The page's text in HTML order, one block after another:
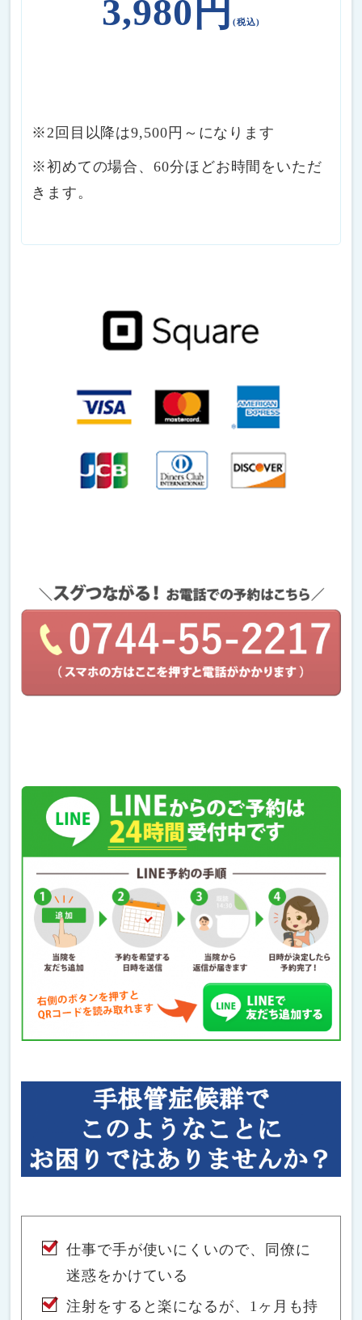
3,980円 (税込)
※2回目以降は9,500円～になります
※初めての場合、60分ほどお時間をいただ
きます。
仕事で手が使いにくいので、同僚に
迷惑をかけている
注射をすると楽になるが、1ヶ月も持